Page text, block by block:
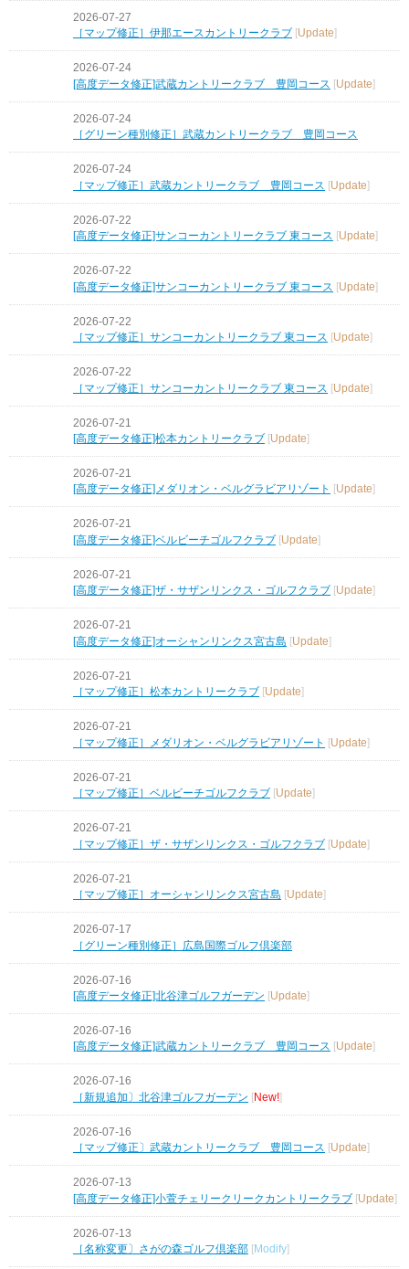
2026-07-27
［マップ修正］伊那エースカントリークラブ
Update
2026-07-24
[高度データ修正]武蔵カントリークラブ 豊岡コース [Update]
2026-07-24
［グリーン種別修正］武蔵カントリークラブ 豊岡コース
2026-07-24
［マップ修正］武蔵カントリークラブ 豊岡コース [Update]
2026-07-22
[高度データ修正]サンコーカントリークラブ 東コース [Update]
2026-07-22
[高度データ修正]サンコーカントリークラブ 東コース [Update]
2026-07-22
［マップ修正］サンコーカントリークラブ 東コース [Update]
2026-07-22
［マップ修正］サンコーカントリークラブ 東コース [Update]
2026-07-21
[高度データ修正]松本カントリークラブ [Update]
2026-07-21
[高度データ修正]メダリオン・ベルグラビアリゾート
Update
2026-07-21
[高度データ修正]ベルビーチゴルフクラブ [Update]
2026-07-21
[高度データ修正]ザ・サザンリンクス・ゴルフクラブ
Update
2026-07-21
[高度データ修正]オーシャンリンクス宮古島 [Update]
2026-07-21
［マップ修正］松本カントリークラブ
Update
2026-07-21
［マップ修正］メダリオン・ベルグラビアリゾート
[Update]
2026-07-21
［マップ修正］ベルビーチゴルフクラブ [Update]
2026-07-21
［マップ修正］ザ・サザンリンクス・ゴルフクラブ [Update]
2026-07-21
［マップ修正］オーシャンリンクス宮古島 [Update]
2026-07-17
［グリーン種別修正］広島国際ゴルフ倶楽部
2026-07-16
[高度データ修正]北谷津ゴルフガーデン [Update]
2026-07-16
[高度データ修正]武蔵カントリークラブ 豊岡コース
Update
2026-07-16
［新規追加〕北谷津ゴルフガーデン [New!]
2026-07-16
［マップ修正〕武蔵カントリークラブ 豊岡コース
Update
2026-07-13
[高度データ修正]小萱チェリークリークカントリークラブ [Update]
2026-07-13
［名称変更〕さがの森ゴルフ倶楽部
Modify